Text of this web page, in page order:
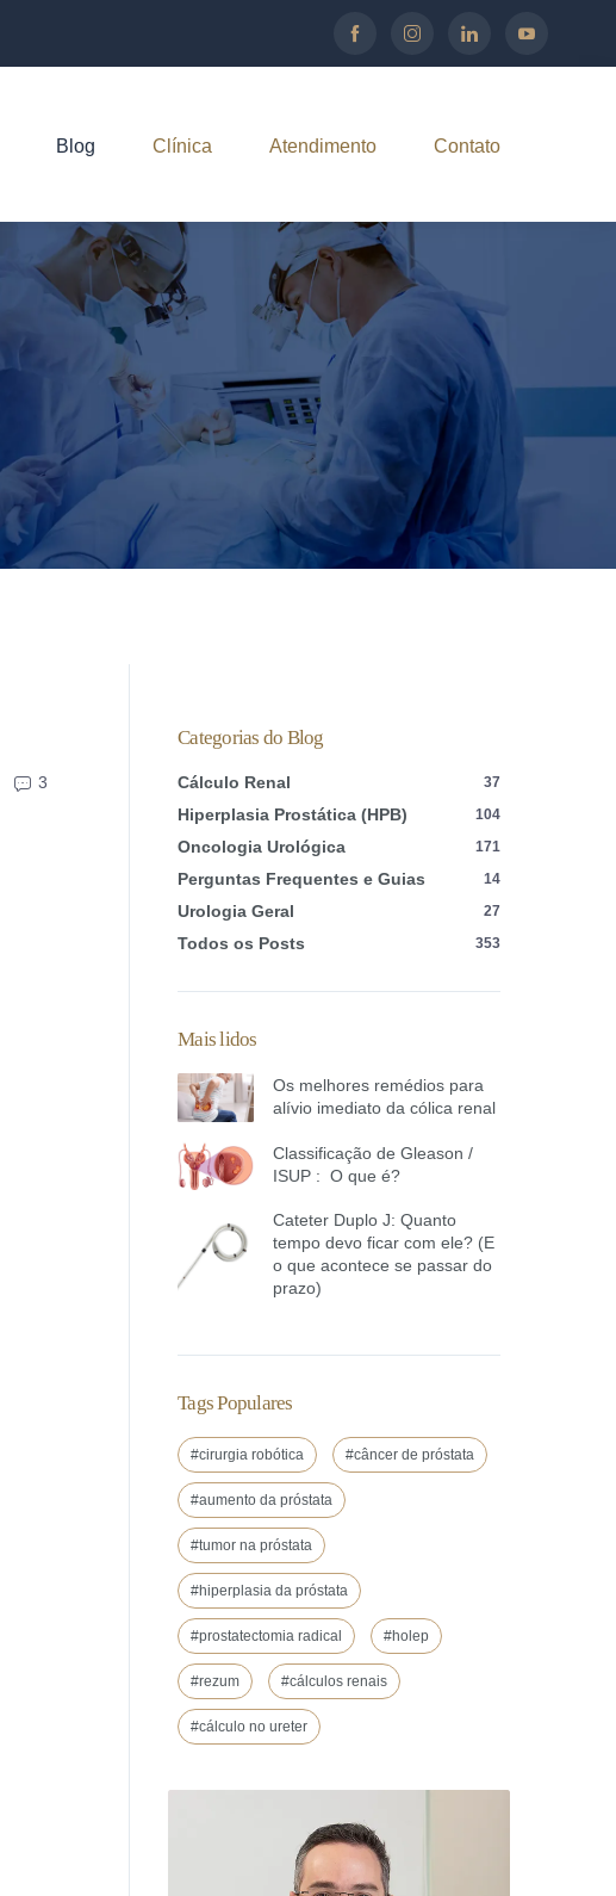
Blog Clínica Atendimento Contato
3
Categorias do Blog
Cálculo Renal 37
Hiperplasia Prostática (HPB) 104
Oncologia Urológica 171
Perguntas Frequentes e Guias 14
Urologia Geral 27
Todos os Posts 353
Mais lidos
Os melhores remédios para
alívio imediato da cólica renal
Classificação de Gleason /
ISUP : O que é?
Cateter Duplo J: Quanto
tempo devo ficar com ele? (E
o que acontece se passar do
prazo)
Tags Populares
#cirurgia robótica #câncer de próstata
#aumento da próstata
#tumor na próstata
#hiperplasia da próstata
#prostatectomia radical #holep
#rezum #cálculos renais
#cálculo no ureter